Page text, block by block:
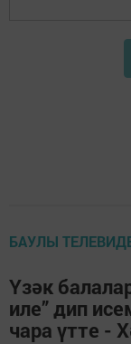
БАУЛЫ
Үзәк
иле” дип
чара үтте -